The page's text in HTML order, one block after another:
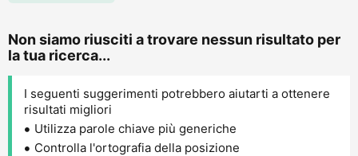
Non siamo riusciti a trovare nessun risultato per
la tua ricerca...
I seguenti suggerimenti potrebbero aiutarti a ottenere
risultati migliori
Utilizza parole chiave più generiche
Controlla l'ortografia della posizione